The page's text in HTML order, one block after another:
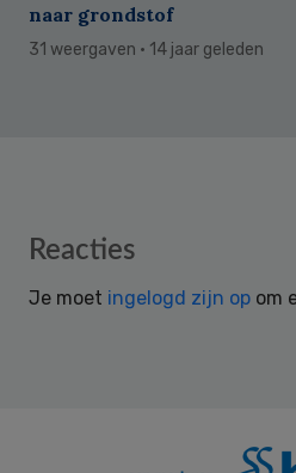
naar grondstof
31 weergaven · 14 jaar geleden
Reader
Reacties
Je moet ingelogd zijn op om